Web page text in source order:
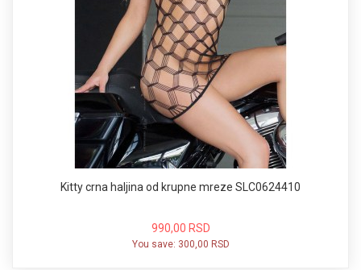
Kitty crna haljina od krupne mreze SLC0624410
990,00 RSD
You save: 300,00 RSD